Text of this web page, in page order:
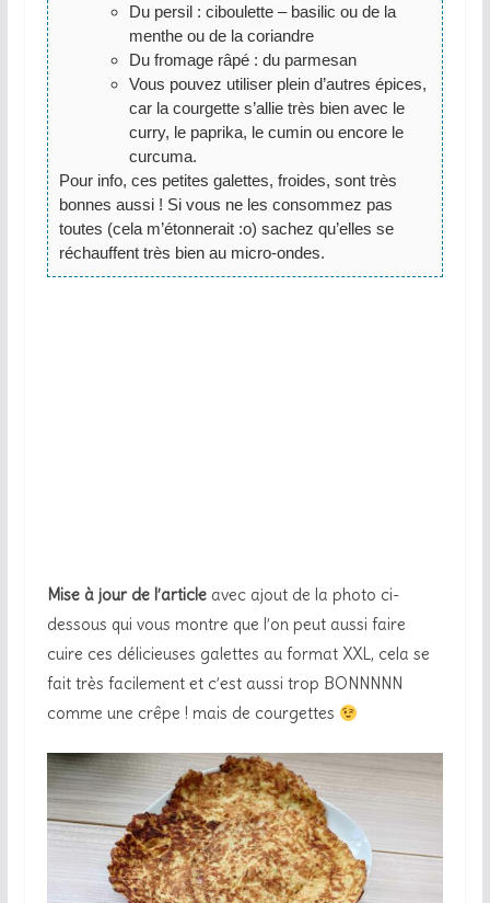
Du persil : ciboulette – basilic ou de la
menthe ou de la coriandre
Du fromage râpé : du parmesan
Vous pouvez utiliser plein d’autres épices,
car la courgette s’allie très bien avec le
curry, le paprika, le cumin ou encore le
curcuma.
Pour info, ces petites galettes, froides, sont très
bonnes aussi ! Si vous ne les consommez pas
toutes (cela m’étonnerait :o) sachez qu’elles se
réchauffent très bien au micro-ondes.
Mise à jour de l’articleavec ajout de la photo ci-
dessous qui vous montre que l’on peut aussi faire
cuire ces délicieuses galettes au format XXL, cela se
fait très facilement et c’est aussi trop BONNNNN
comme une crêpe ! mais de courgettes